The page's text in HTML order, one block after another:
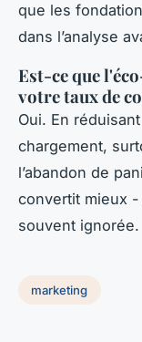
que les
dans l’analyse
Est-ce que
votre taux de
Oui. En
chargement,
l’abandon de
convertit mieux -
souvent ignorée.
marketing